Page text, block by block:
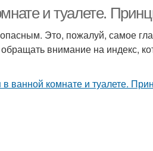
и туалете.
Это, пожалуй, самое
внимание на индекс,